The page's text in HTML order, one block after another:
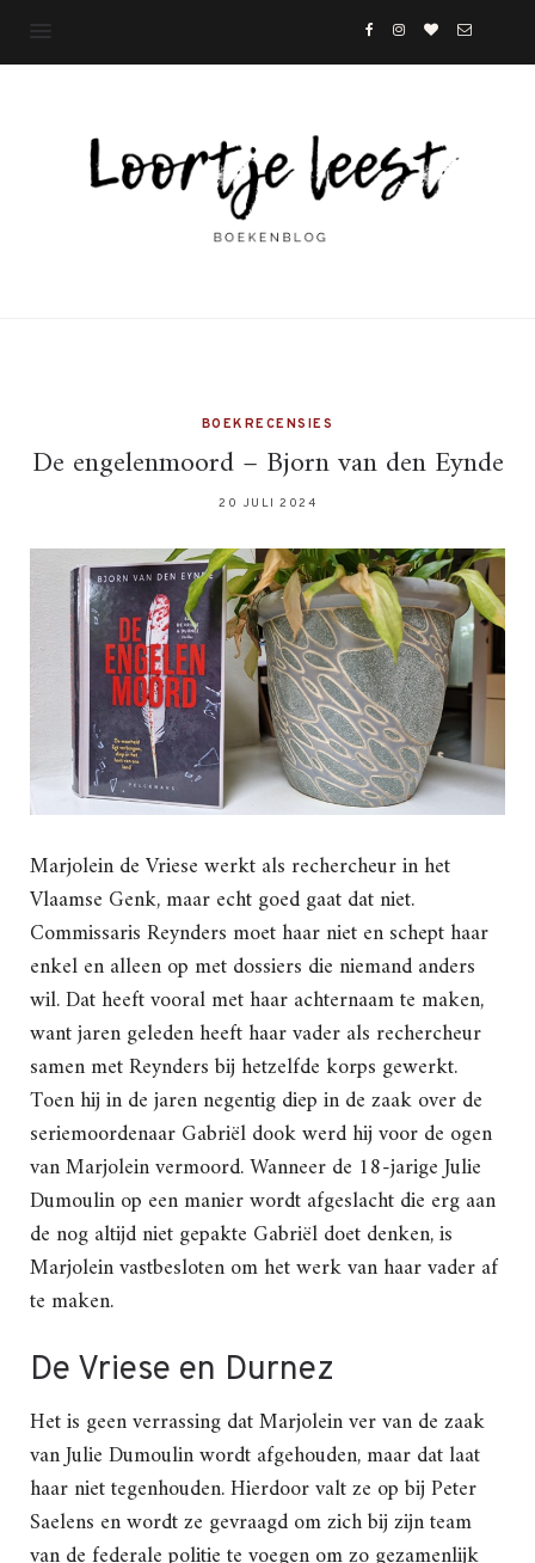
BOEKRECENSIES
De engelenmoord – Bjorn van den Eynde
20 JULI 2024
Marjolein de Vriese werkt als rechercheur in het
Vlaamse Genk, maar echt goed gaat dat niet.
Commissaris Reynders moet haar niet en schept haar
enkel en alleen op met dossiers die niemand anders
wil. Dat heeft vooral met haar achternaam te maken,
want jaren geleden heeft haar vader als rechercheur
samen met Reynders bij hetzelfde korps gewerkt.
Toen hij in de jaren negentig diep in de zaak over de
seriemoordenaar Gabriël dook werd hij voor de ogen
van Marjolein vermoord. Wanneer de 18-jarige Julie
Dumoulin op een manier wordt afgeslacht die erg aan
de nog altijd niet gepakte Gabriël doet denken, is
Marjolein vastbesloten om het werk van haar vader af
te maken.
De Vriese en Durnez
Het is geen verrassing dat Marjolein ver van de zaak
van Julie Dumoulin wordt afgehouden, maar dat laat
haar niet tegenhouden. Hierdoor valt ze op bij Peter
Saelens en wordt ze gevraagd om zich bij zijn team